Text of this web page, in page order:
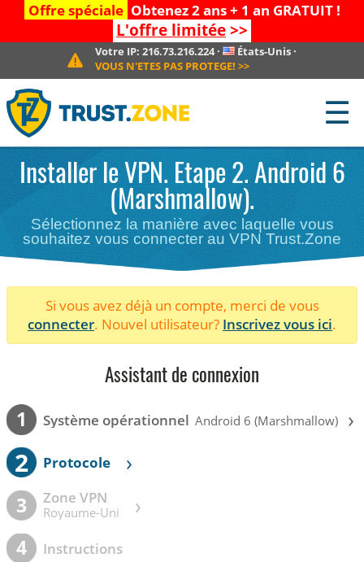
Offre spéciale Obtenez 2 ans + 1 an GRATUIT !
L'offre limitée>>
Votre IP: 216.73.216.224· États-Unis ·
VOUS N'ETES PAS PROTEGE! >>
☰
Installer le VPN. Etape 2. Android 6
(Marshmallow).
Sélectionnez la manière avec laquelle vous
souhaitez vous connecter au VPN Trust.Zone
Si vous avez déjà un compte, merci de vous
connecter. Nouvel utilisateur? Inscrivez vous ici.
Assistant de connexion
1 Système opérationnel Android 6 (Marshmallow) ›
2 Protocole ›
3 Zone VPN
Royaume-Uni ›
4 Instructions